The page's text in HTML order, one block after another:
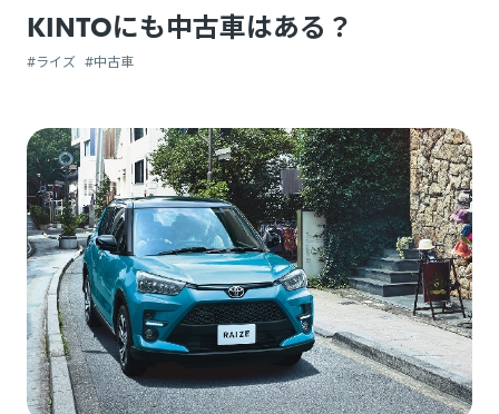
KINTOにも中古車はある？
#ライズ #中古車